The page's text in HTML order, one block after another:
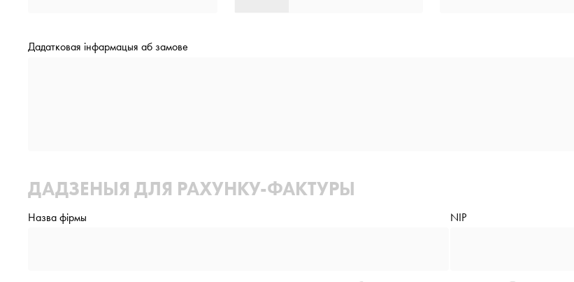
Дадатковая інфармацыя аб замове
ДАДЗЕНЫЯ ДЛЯ РАХУНКУ-ФАКТУРЫ
Назва фірмы NIP